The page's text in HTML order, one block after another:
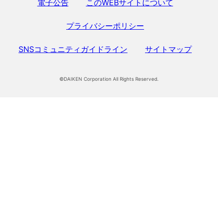
電子公告 このWEBサイトについて
プライバシーポリシー
SNSコミュニティガイドライン サイトマップ
©DAIKEN Corporation All Rights Reserved.